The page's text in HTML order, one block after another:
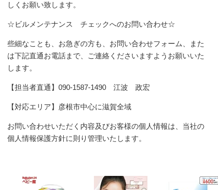
しくお願い致します。
☆ビルメンテナンス チェックへのお問い合わせ☆
些細なことも、お急ぎの方も、お問い合わせフォーム、また
は下記直通お電話まで、ご連絡くださいますようお願いいた
します。
【担当者直通】090-1587-1490 江波 政宏
【対応エリア】彦根市中心に滋賀全域
お問い合わせいただく内容及びお客様の個人情報は、当社の
個人情報保護方針に則り管理いたします。